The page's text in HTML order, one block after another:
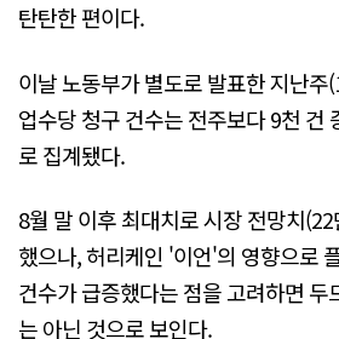
탄탄한 편이다.
이날 노동부가 별도로 발표한 지난
업수당 청구 건수는 전주보다 9천 건
로 집계됐다.
8월 말 이후 최대치로 시장 전망치
했으나, 허리케인 '이언'의 영향으로
건수가 급증했다는 점을 고려하면 두
는 아닌 것으로 보인다.